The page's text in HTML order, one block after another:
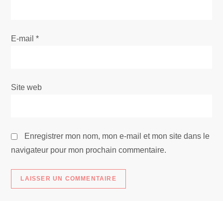
a
t
c
l
e
E-mail*
Site web
Enregistrer mon nom, mon e-mail et mon site dans le
navigateur pour mon prochain commentaire.